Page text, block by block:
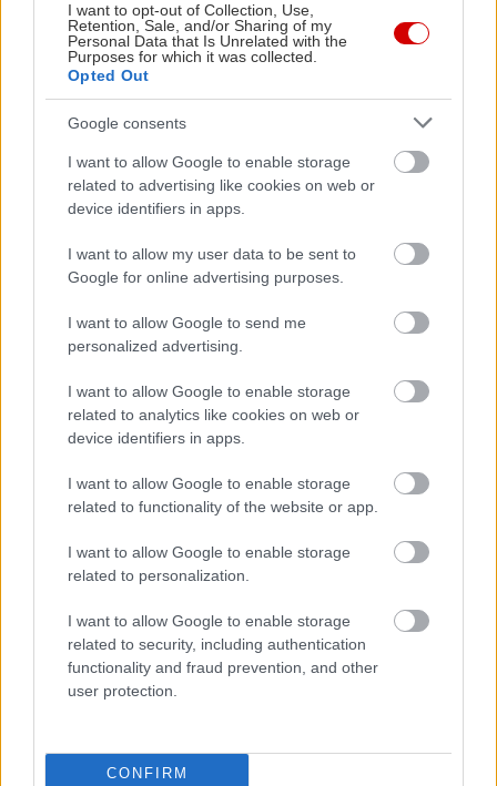
I want to opt-out of Collection, Use,
Retention, Sale, and/or Sharing of my
Personal Data that Is Unrelated with the
Purposes for which it was collected.
Opted Out
Google consents
I want to allow Google to enable storage
related to advertising like cookies on web or
device identifiers in apps.
I want to allow my user data to be sent to
Google for online advertising purposes.
I want to allow Google to send me
personalized advertising.
I want to allow Google to enable storage
related to analytics like cookies on web or
device identifiers in apps.
I want to allow Google to enable storage
related to functionality of the website or app.
I want to allow Google to enable storage
related to personalization.
I want to allow Google to enable storage
related to security, including authentication
functionality and fraud prevention, and other
user protection.
CONFIRM
Διαβάστε επίσης